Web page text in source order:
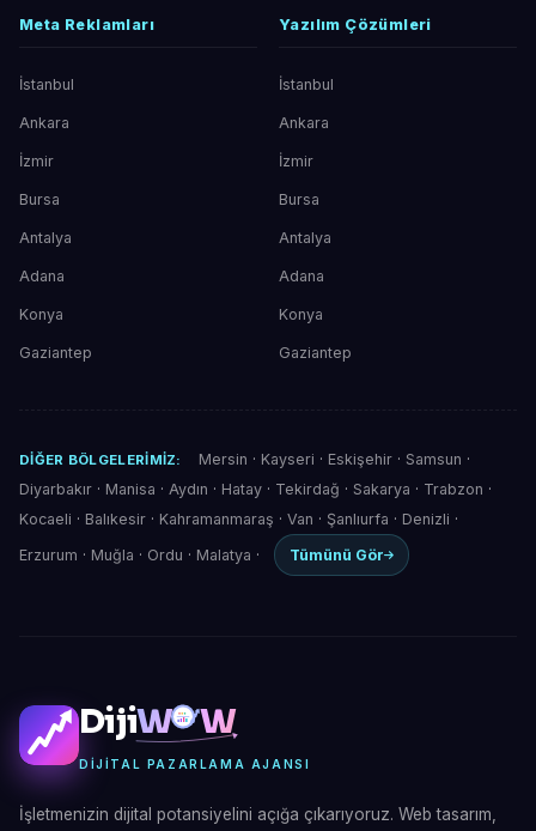
Meta Reklamları
İstanbul
Ankara
İzmir
Bursa
Antalya
Adana
Konya
Gaziantep
Yazılım Çözümleri
İstanbul
Ankara
İzmir
Bursa
Antalya
Adana
Konya
Gaziantep
DIĞER BÖLGELERIMIZ: Mersin · Kayseri · Eskişehir· Samsun ·
Diyarbakır · Manisa · Aydın · Hatay · Tekirdağ · Sakarya · Trabzon ·
Kocaeli · Balıkesir · Kahramanmaraş · Van · Şanlıurfa · Denizli ·
Erzurum · Muğla · Ordu · Malatya · Tümünü Gör
DijiW W
DIJITAL PAZARLAMA AJANSI
İşletmenizin dijital potansiyelini açığa çıkarıyoruz. Web tasarım,